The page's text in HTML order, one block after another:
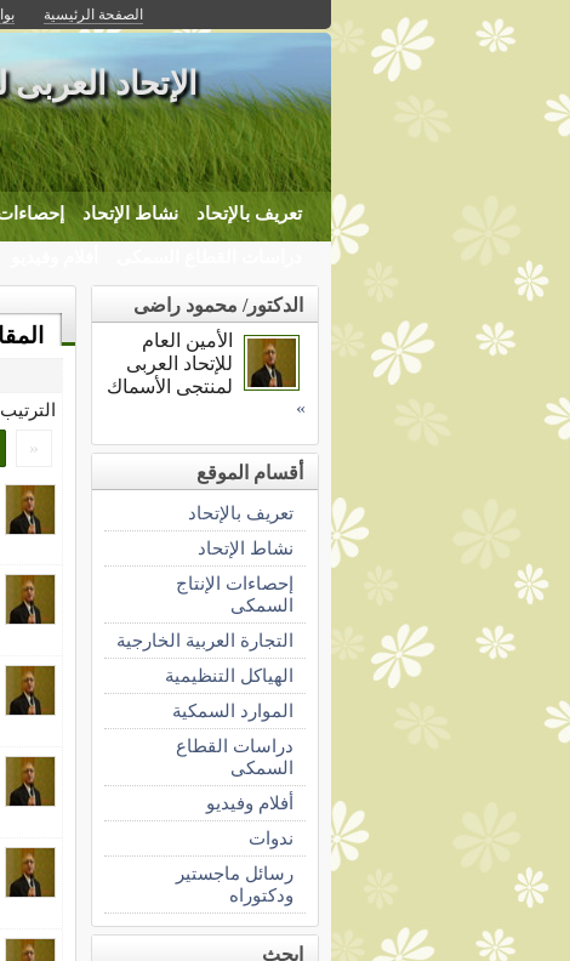
الصفحة الرئيسية
الإتحاد
تعريف بالإتحاد نشاط الإتحاد
«
الدكتور/ محمود راضى
الأمين العام
للإتحاد العربى
لمنتجى الأسماك
»
أقسام الموقع
تعريف بالإتحاد
نشاط الإتحاد
إحصاءات الإنتاج
السمكى
التجارة العربية الخارجية
الهياكل التنظيمية
الموارد السمكية
دراسات القطاع
السمكى
أفلام وفيديو
ندوات
رسائل ماجستير
ودكتوراه
ابحث